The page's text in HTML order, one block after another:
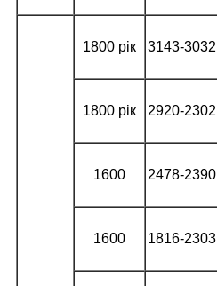
1800 рік 3143-3032
1800 рік 2920-2302
1600 2478-2390
1600 1816-2303